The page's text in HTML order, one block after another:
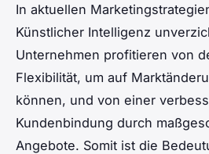
In aktuellen
Künstlicher Intelligenz
Unternehmen profitieren von
Flexibilität, um auf
können, und von einer
Kundenbindung durch
Angebote. Somit ist die